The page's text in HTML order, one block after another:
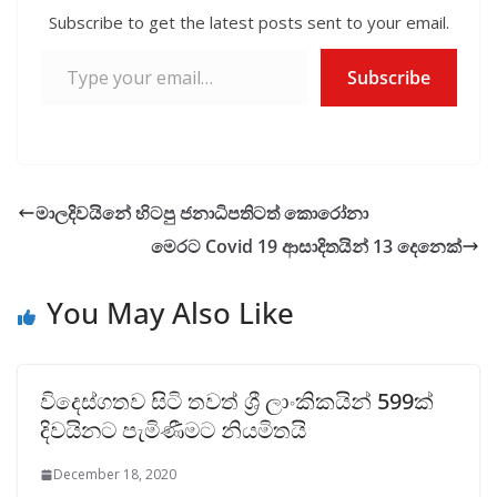
k p
Subscribe to get the latest posts sent to your email.
Subscribe
මාලදිවයිනේ හිටපු ජනාධිපතිටත් කොරෝනා
මෙරට Covid 19 ආසාදිතයින් 13 දෙනෙක්
You May Also Like
විදෙස්ගතව සිටි තවත් ශ්‍රී ලාංකිකයින් 599ක්
දිවයිනට පැමිණීමට නියමිතයි
December 18, 2020